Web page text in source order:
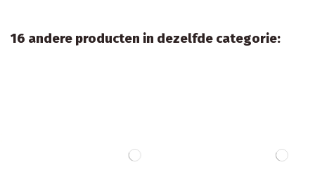
16 andere producten in dezelfde categorie: